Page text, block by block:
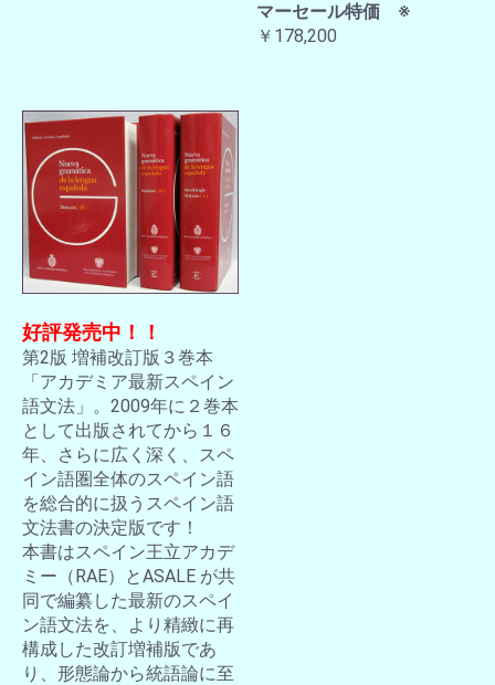
マーセール特価 ※
￥178,200
好評発売中！！
第2版 増補改訂版３巻本
「アカデミア最新スペイン
語文法」。2009年に２巻本
として出版されてから１６
年、さらに広く深く、スペ
イン語圏全体のスペイン語
を総合的に扱うスペイン語
文法書の決定版です！
本書はスペイン王立アカデ
ミー（RAE）とASALE が共
同で編纂した最新のスペイ
ン語文法を、より精緻に再
構成した改訂増補版であ
り、形態論から統語論に至